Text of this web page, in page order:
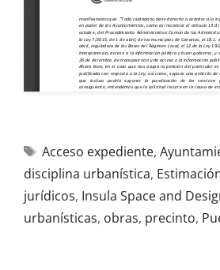
Acceso expediente,
disciplina urbanística,
jurídicos, Insula Space and
urbanísticas, obras, precinto,